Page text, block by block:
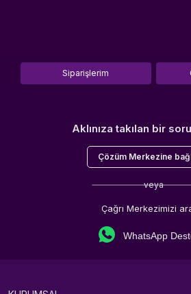
Siparişlerim
Aklınıza takılan bir
Çözüm Merkezine
veya
Çağrı Merkezimizi
WhatsApp